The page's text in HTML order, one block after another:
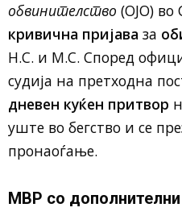
обвинителство (ОЈО) во
кривична пријава за
Н.С. и М.С. Според
судија на претходна
дневен куќен притвор
уште во бегство и се
пронаоѓање.
МВР со дополнителни